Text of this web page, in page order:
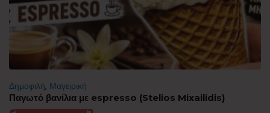
Δημοφιλή, Μαγειρική
Παγωτό βανίλια με espresso (Stelios Mixailidis)